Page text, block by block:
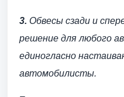
3. Обвесы сзади и
решение для любого
единогласно
автомобилисты.